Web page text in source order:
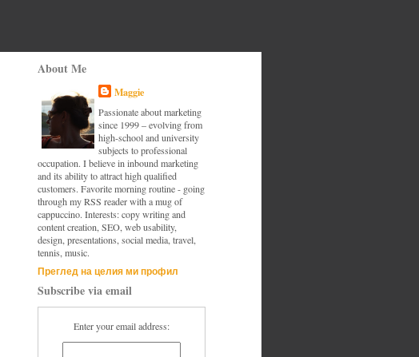
About Me
Maggie
Passionate about marketing
since 1999 – evolving from
high-school and university
subjects to professional
occupation. I believe in inbound marketing
and its ability to attract high qualified
customers. Favorite morning routine - going
through my RSS reader with a mug of
cappuccino. Interests: copy writing and
content creation, SEO, web usability,
design, presentations, social media, travel,
tennis, music.
Преглед на целия ми профил
Subscribe via email
Enter your email address: